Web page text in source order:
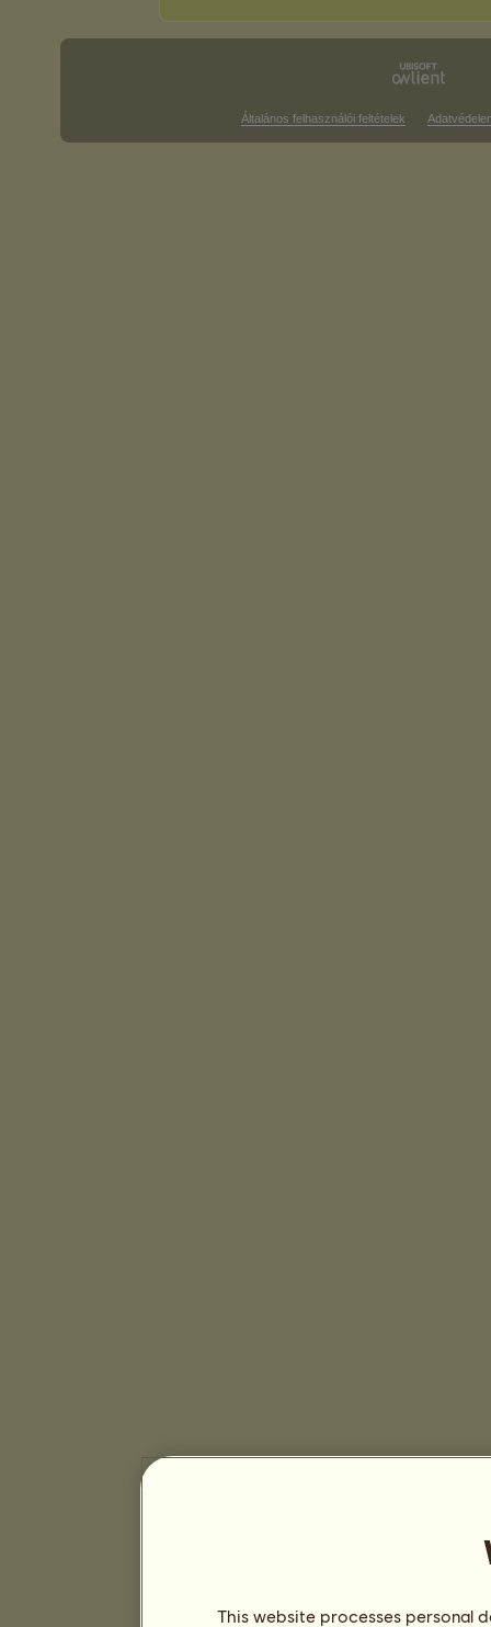
Általános felhasználói feltételek
This website processes personal